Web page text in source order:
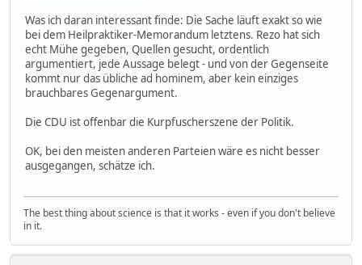
Was ich daran interessant finde: Die Sache läuft exakt so wie
bei dem Heilpraktiker-Memorandum letztens. Rezo hat sich
echt Mühe gegeben, Quellen gesucht, ordentlich
argumentiert, jede Aussage belegt - und von der Gegenseite
kommt nur das übliche ad hominem, aber kein einziges
brauchbares Gegenargument.
Die CDU ist offenbar die Kurpfuscherszene der Politik.
OK, bei den meisten anderen Parteien wäre es nicht besser
ausgegangen, schätze ich.
The best thing about science is that it works - even if you don't believe
in it.